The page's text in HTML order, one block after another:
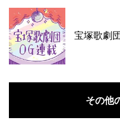
宝塚歌劇
その他